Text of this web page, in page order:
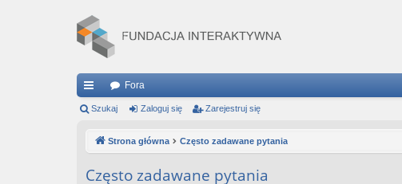
ię
…
Fora
Szukaj Zaloguj się Zarejestruj się
Strona główna Często zadawane pytania
Często zadawane pytania